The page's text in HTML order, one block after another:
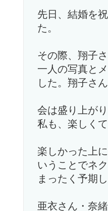
先日、結婚を
た。
その際、翔子
一人の写真と
した。翔子さ
会は盛り上が
私も、楽しく
楽しかった上
いうことでネ
まったく予期
亜衣さん・奈